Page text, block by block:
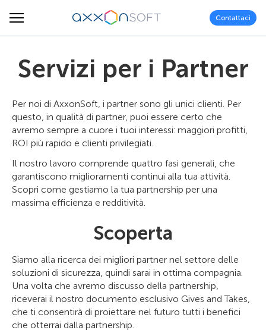
Contattaci
Servizi per i Partner
Per noi di AxxonSoft, i partner sono gli unici clienti. Per
questo, in qualità di partner, puoi essere certo che
avremo sempre a cuore i tuoi interessi: maggiori profitti,
ROI più rapido e clienti privilegiati.
Il nostro lavoro comprende quattro fasi generali, che
garantiscono miglioramenti continui alla tua attività.
Scopri come gestiamo la tua partnership per una
massima efficienza e redditività.
Scoperta
Siamo alla ricerca dei migliori partner nel settore delle
soluzioni di sicurezza, quindi sarai in ottima compagnia.
Una volta che avremo discusso della partnership,
riceverai il nostro documento esclusivo Gives and Takes,
che ti consentirà di proiettare nel futuro tutti i benefici
che otterrai dalla partnership.